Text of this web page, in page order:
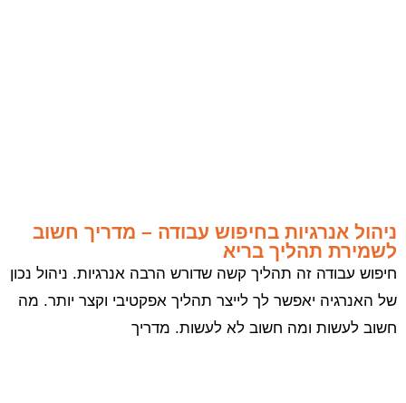
ניהול אנרגיות בחיפוש עבודה – מדריך חשוב
לשמירת תהליך בריא
חיפוש עבודה זה תהליך קשה שדורש הרבה אנרגיות. ניהול נכון
של האנרגיה יאפשר לך לייצר תהליך אפקטיבי וקצר יותר. מה
חשוב לעשות ומה חשוב לא לעשות. מדריך